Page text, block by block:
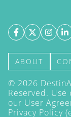
ABOUT
© 2026
Reserved.
our User
Privacy Policy